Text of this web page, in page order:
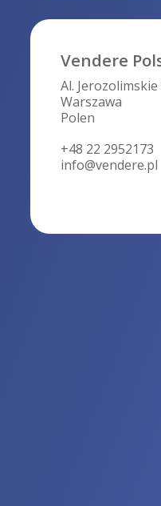
Vendere
Al.
Warszawa
Polen
+48 22 2952173
info@vendere.pl